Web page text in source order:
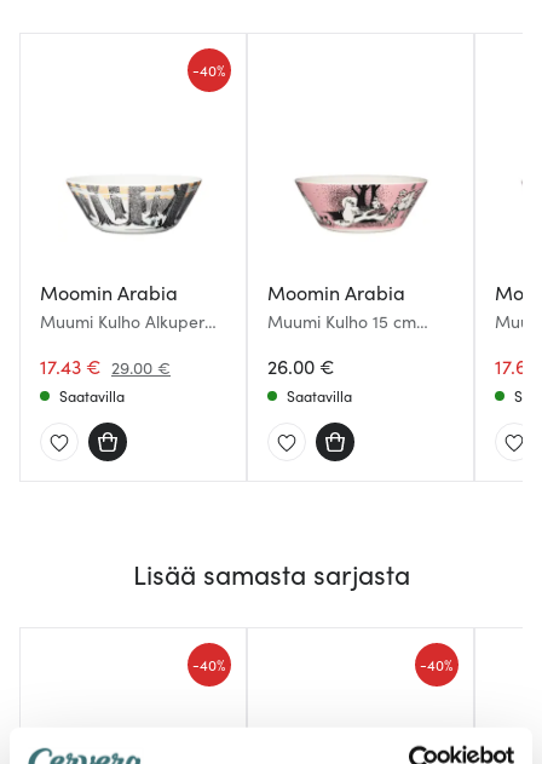
Moomin Arabia
Muumi Kulho Alkuperää
17.43 € 29.00 €
-40%
Saatavilla
Moomin Arabia
Muumi Kulho 15 cm
26.00 €
Saatavilla
Lisää samasta sarjasta
-40% -40%